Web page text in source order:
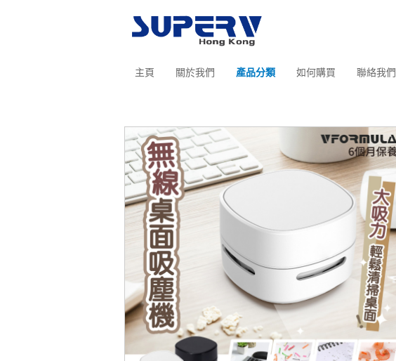
主頁 關於我們 產品分類 如何購買 聯絡我們